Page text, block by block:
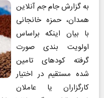
به گزارش جام جم آنلاین
همدان، حمزه خانجانی
با بیان اینکه براساس
اولویت بندی صورت
گرفته کودهای تامین
شده مستقیم در اختیار
کارگزاران یا عاملان